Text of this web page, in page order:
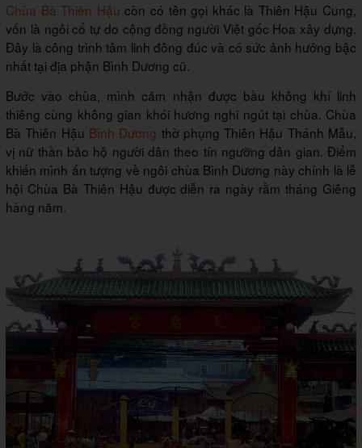
Chùa Bà Thiên Hậu còn có tên gọi khác là Thiên Hậu Cung,
vốn là ngôi cổ tự do cộng đồng người Việt gốc Hoa xây dựng.
Đây là công trình tâm linh đông đúc và có sức ảnh hưởng bậc
nhất tại địa phận Bình Dương cũ.
Bước vào chùa, mình cảm nhận được bầu không khí linh
thiêng cùng không gian khói hương nghi ngút tại chùa. Chùa
Bà Thiên Hậu Bình Dương thờ phụng Thiên Hậu Thánh Mẫu,
vị nữ thần bảo hộ người dân theo tín ngưỡng dân gian. Điểm
khiến mình ấn tượng về ngôi chùa Bình Dương này chính là lễ
hội Chùa Bà Thiên Hậu được diễn ra ngày rằm tháng Giêng
hàng năm.